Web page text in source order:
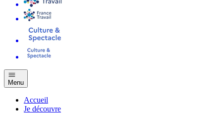
Menu
Accueil
Je découvre